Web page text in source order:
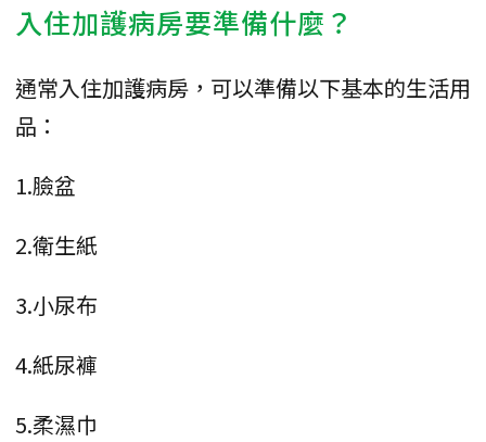
入住加護病房要準備什麼？
通常入住加護病房，可以準備以下基本的生活用
品：
1.臉盆
2.衛生紙
3.小尿布
4.紙尿褲
5.柔濕巾